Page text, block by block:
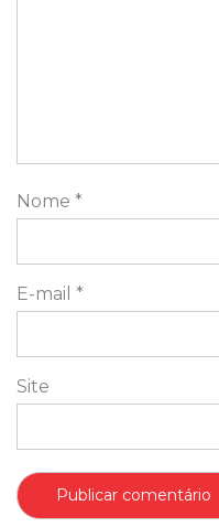
Nome *
E-mail *
Site